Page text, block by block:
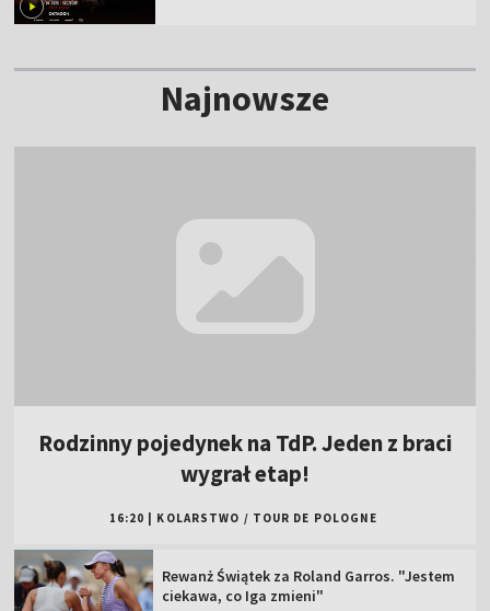
Najnowsze
Rodzinny pojedynek na TdP. Jeden z braci
wygrał etap!
16:20 KOLARSTWO / TOUR DE POLOGNE
Rewanż Świątek za Roland Garros. "Jestem
ciekawa, co Iga zmieni"